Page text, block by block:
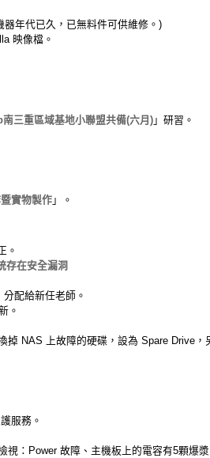
年代已久，已無料件可供維修。)
映像檔。
三重區域基地小聯盟共備(六月)」研習。
實物製作」。
。
存在安全漏洞
配給新任老師。
。
NAS 上故障的硬碟，設為 Spare Drive，
服務。
：Power 故障、主機板上的電容有5顆爆漿